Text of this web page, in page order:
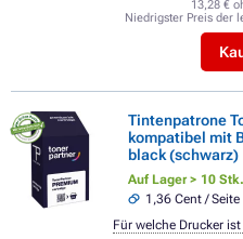
13,28 €
Niedrigster Preis der
Tintenpatrone
kompatibel mit
black (schwarz)
Auf Lager > 10 Stk.
1,36 Cent / Seite
Für welche Drucker